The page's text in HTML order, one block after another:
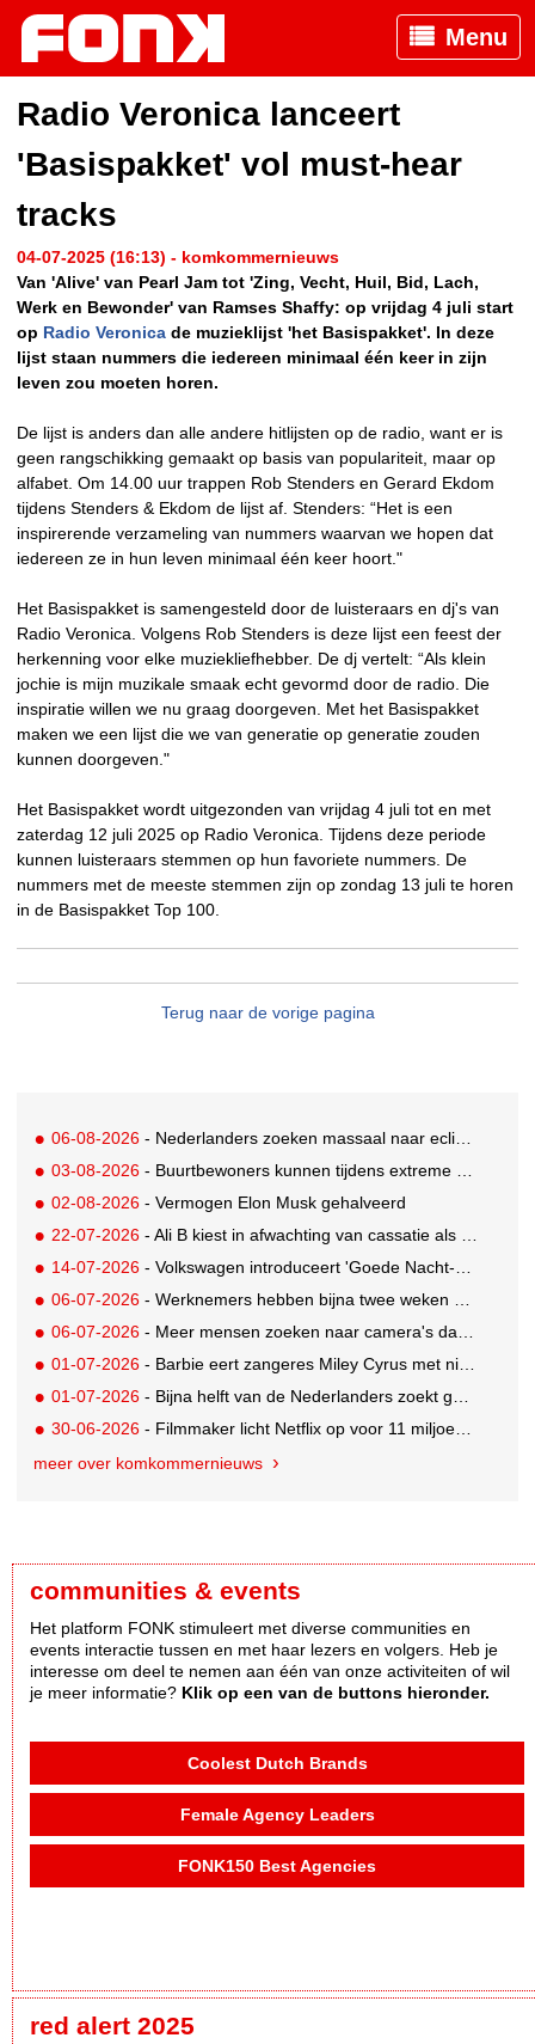
Menu
Radio Veronica lanceert
'Basispakket' vol must-hear
tracks
04-07-2025 (16:13) - komkommernieuws
Van 'Alive' van Pearl Jam tot 'Zing, Vecht, Huil, Bid, Lach,
Werk en Bewonder' van Ramses Shaffy: op vrijdag 4 juli start
op Radio Veronica de muzieklijst 'het Basispakket'. In deze
lijst staan nummers die iedereen minimaal één keer in zijn
leven zou moeten horen.
De lijst is anders dan alle andere hitlijsten op de radio, want er is
geen rangschikking gemaakt op basis van populariteit, maar op
alfabet. Om 14.00 uur trappen Rob Stenders en Gerard Ekdom
tijdens Stenders & Ekdom de lijst af. Stenders: “Het is een
inspirerende verzameling van nummers waarvan we hopen dat
iedereen ze in hun leven minimaal één keer hoort."
Het Basispakket is samengesteld door de luisteraars en dj's van
Radio Veronica. Volgens Rob Stenders is deze lijst een feest der
herkenning voor elke muziekliefhebber. De dj vertelt: “Als klein
jochie is mijn muzikale smaak echt gevormd door de radio. Die
inspiratie willen we nu graag doorgeven. Met het Basispakket
maken we een lijst die we van generatie op generatie zouden
kunnen doorgeven."
Het Basispakket wordt uitgezonden van vrijdag 4 juli tot en met
zaterdag 12 juli 2025 op Radio Veronica. Tijdens deze periode
kunnen luisteraars stemmen op hun favoriete nummers. De
nummers met de meeste stemmen zijn op zondag 13 juli te horen
in de Basispakket Top 100.
Terug naar de vorige pagina
06-08-2026 - Nederlanders zoeken massaal naar eclipsbrillen op Marktplaats
03-08-2026 - Buurtbewoners kunnen tijdens extreme hitte terecht bij The Social Hub
02-08-2026 - Vermogen Elon Musk gehalveerd
22-07-2026 - Ali B kiest in afwachting van cassatie als spreker voor een nieuw podium
14-07-2026 - Volkswagen introduceert 'Goede Nacht-pakket' waarmee auto flexibele slaapruimte met airco wordt
06-07-2026 - Werknemers hebben bijna twee weken nodig om volledig op te laden
06-07-2026 - Meer mensen zoeken naar camera's dankzij tv-programma Het Perfecte Plaatje
01-07-2026 - Barbie eert zangeres Miley Cyrus met nieuwe Signature Collector pop
01-07-2026 - Bijna helft van de Nederlanders zoekt goedkopere vakantie
30-06-2026 - Filmmaker licht Netflix op voor 11 miljoen dollar; 2,5 jaar celstraf
meer over komkommernieuws
communities & events
Het platform FONK stimuleert met diverse communities en
events interactie tussen en met haar lezers en volgers. Heb je
interesse om deel te nemen aan één van onze activiteiten of wil
je meer informatie? Klik op een van de buttons hieronder.
Coolest Dutch Brands
Female Agency Leaders
FONK150 Best Agencies
red alert 2025